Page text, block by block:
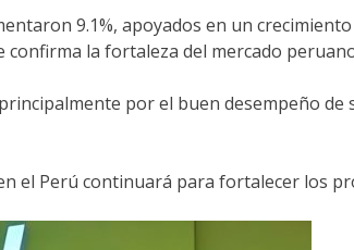
9.1%, apoyados en un
confirma la fortaleza del mercado
por el buen desempeño de
el Perú continuará para fortalecer los